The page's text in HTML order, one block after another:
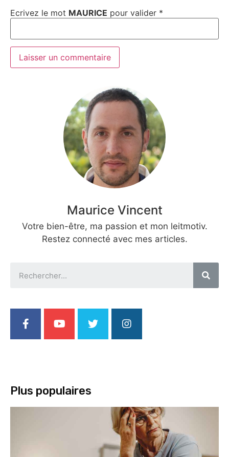
Ecrivez le mot MAURICE pour valider *
Maurice Vincent
Votre bien-être, ma passion et mon leitmotiv.
Restez connecté avec mes articles.
Plus populaires